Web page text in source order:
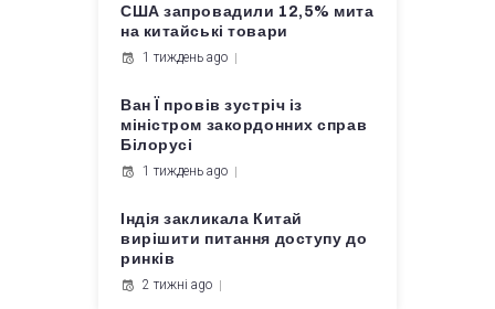
США запровадили 12,5% мита
на китайські товари
1 тиждень ago
Ван Ї провів зустріч із
міністром закордонних справ
Білорусі
1 тиждень ago
Індія закликала Китай
вирішити питання доступу до
ринків
2 тижні ago